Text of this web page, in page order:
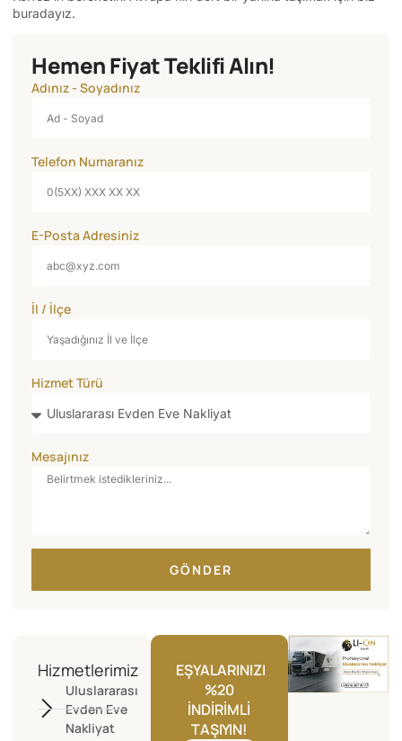
buradayız.
Hemen Fiyat Teklifi Alın!
Adınız - Soyadınız
Telefon Numaranız
E-Posta Adresiniz
İl / İlçe
Hizmet Türü
Mesajınız
GÖNDER
Hizmetlerimiz
Uluslararası
Evden Eve
Nakliyat
EŞYALARINIZI
%20
İNDIRIMLI
TAŞIYIN!